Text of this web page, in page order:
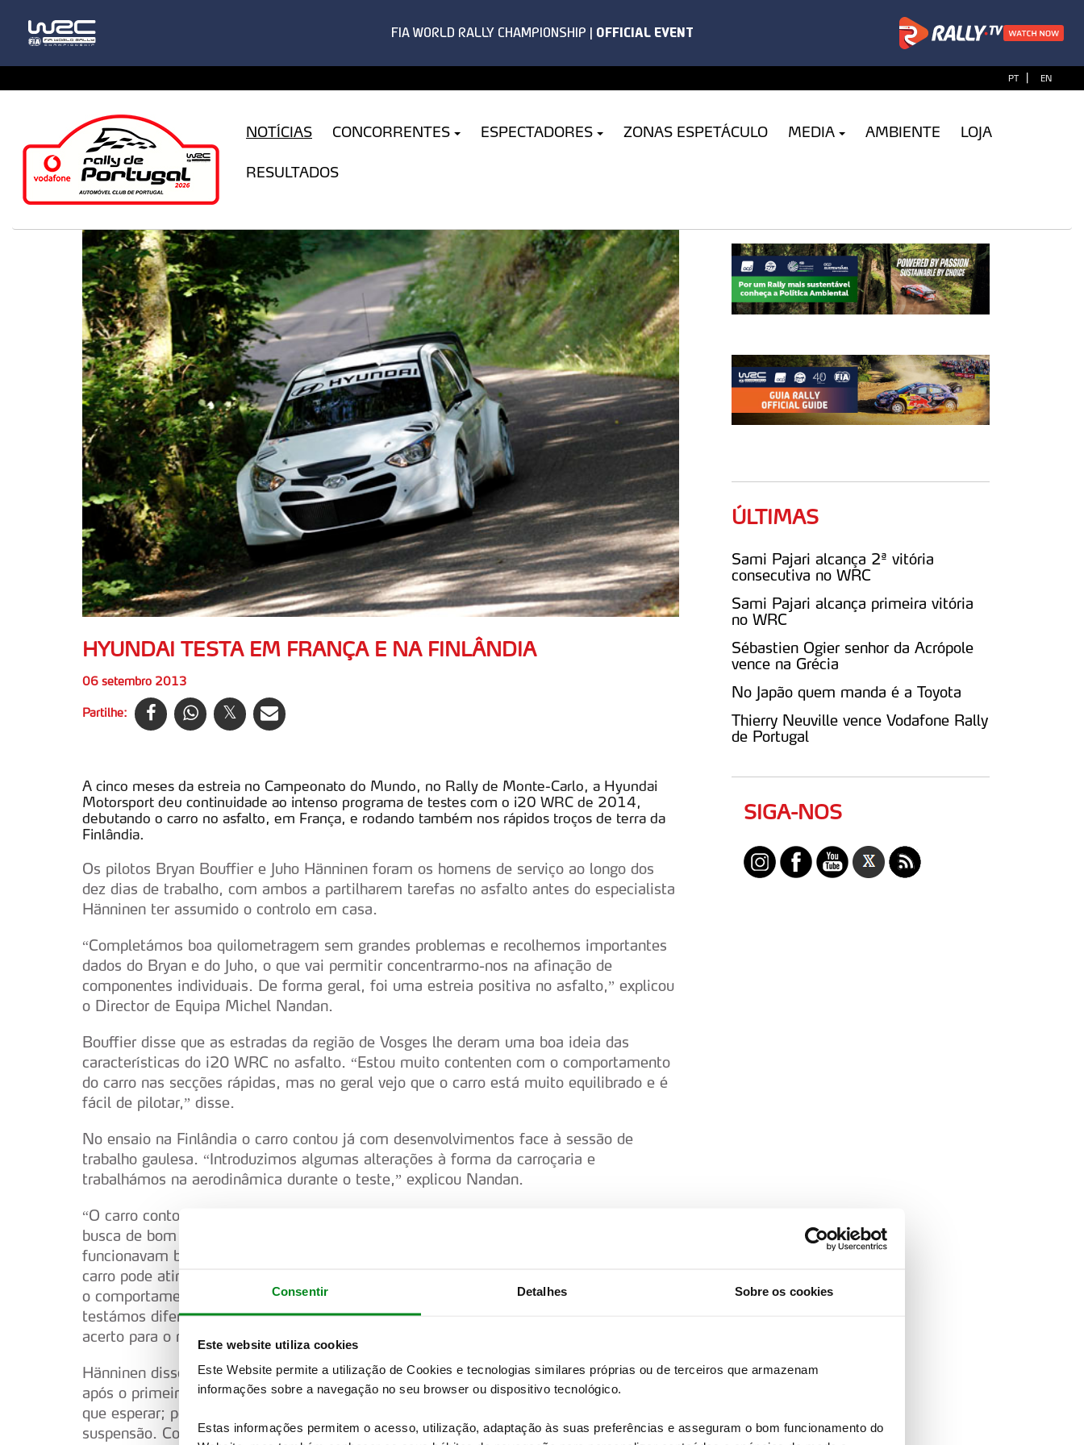
Consentir Detalhes Sobre os cookies
Este website utiliza cookies
Este Website permite a utilização de Cookies e tecnologias similares próprias ou de terceiros que armazenam
informações sobre a navegação no seu browser ou dispositivo tecnológico.
Estas informações permitem o acesso, utilização, adaptação às suas preferências e asseguram o bom funcionamento do
PT | EN
NOTÍCIAS CONCORRENTES ESPECTADORES ZONAS ESPETÁCULO MEDIA AMBIENTE LOJA
RESULTADOS
HYUNDAI TESTA EM FRANÇA E NA FINLÂNDIA
06 setembro 2013
Partilhe:
A cinco meses da estreia no Campeonato do Mundo, no Rally de Monte-Carlo, a Hyundai
Motorsport deu continuidade ao intenso programa de testes com o i20 WRC de 2014,
debutando o carro no asfalto, em França, e rodando também nos rápidos troços de terra da
Finlândia.
Os pilotos Bryan Bouffier e Juho Hänninen foram os homens de serviço ao longo dos
dez dias de trabalho, com ambos a partilharem tarefas no asfalto antes do especialista
Hänninen ter assumido o controlo em casa.
“Completámos boa quilometragem sem grandes problemas e recolhemos importantes
dados do Bryan e do Juho, o que vai permitir concentrarmo-nos na afinação de
componentes individuais. De forma geral, foi uma estreia positiva no asfalto,” explicou
o Director de Equipa Michel Nandan.
Bouffier disse que as estradas da região de Vosges lhe deram uma boa ideia das
características do i20 WRC no asfalto. “Estou muito contenten com o comportamento
do carro nas secções rápidas, mas no geral vejo que o carro está muito equilibrado e é
fácil de pilotar,” disse.
No ensaio na Finlândia o carro contou já com desenvolvimentos face à sessão de
trabalho gaulesa. “Introduzimos algumas alterações à forma da carroçaria e
trabalhámos na aerodinâmica durante o teste,” explicou Nandan.
“O carro contou com novo pacote aerodinâmico e concentrámos o nosso esforço na
busca de bom equilíbrio. Queríamos verificar que todos os aspectos do carro
funcionavam bem a alta velocidade, bem como nos saltos, que são muito exigentes. O
carro pode atingir uma aceleração extrema nesses saltos, pelo que é essencial estudar
o comportamento do carro e de todos os componentes quando aterra. Também
testámos diferentes soluções de suspensão e diferencial para desenvolvermos o melhor
acerto para o rali do próximo ano.”
Hänninen disse estar “positivamente surpreendido” com o comportamento do i20 WRC
após o primeiro contacto. “Quando se vai à Finlândia pela primeira vez nunca se sabe o
que esperar; por vezes pode ser muito duro e pode ser necessário muito trabalho na
suspensão. Contudo, neste caso foi mesmo fácil desde o primeiro dia e conseguimos
ÚLTIMAS
Sami Pajari alcança 2ª vitória
consecutiva no WRC
Sami Pajari alcança primeira vitória
no WRC
Sébastien Ogier senhor da Acrópole
vence na Grécia
No Japão quem manda é a Toyota
Thierry Neuville vence Vodafone Rally
de Portugal
SIGA-NOS